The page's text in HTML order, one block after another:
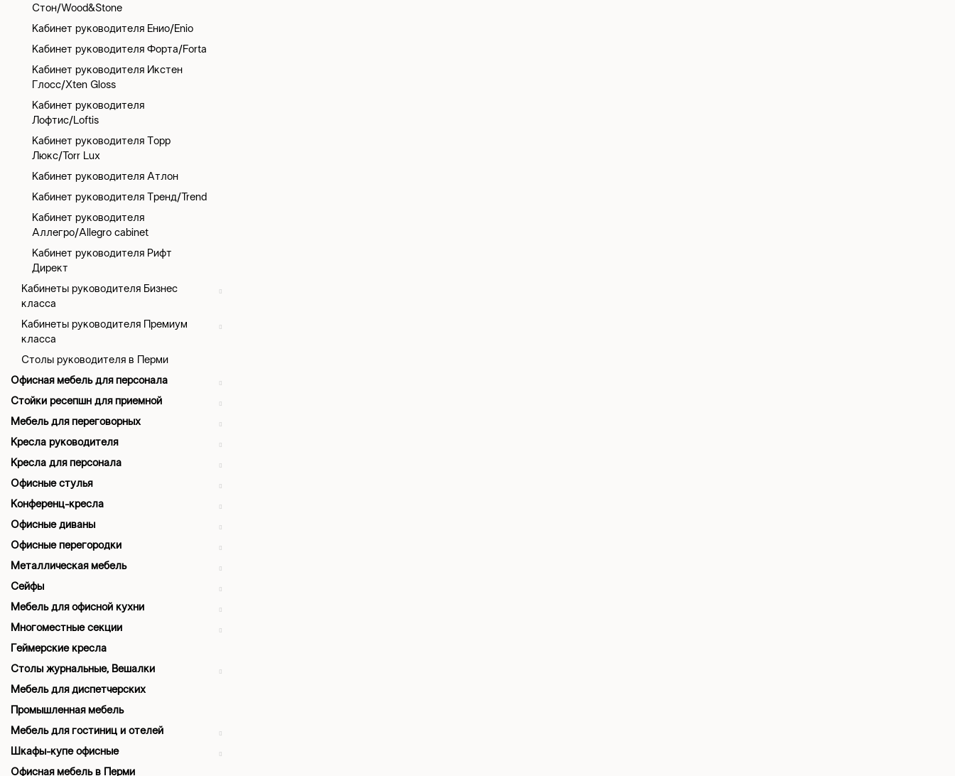
Стон/Wood&Stone
Кабинет руководителя Енио/Enio
Кабинет руководителя Форта/Forta
Кабинет руководителя Икстен
Глосс/Xten Gloss
Кабинет руководителя
Лофтис/Loftis
Кабинет руководителя Торр
Люкс/Torr Lux
Кабинет руководителя Атлон
Кабинет руководителя Тренд/Trend
Кабинет руководителя
Аллегро/Allegro cabinet
Кабинет руководителя Рифт
Директ
Кабинеты руководителя Бизнес
класса
Кабинеты руководителя Премиум
класса
Столы руководителя в Перми
Офисная мебель для персонала
Стойки ресепшн для приемной
Мебель для переговорных
Кресла руководителя
Кресла для персонала
Офисные стулья
Конференц-кресла
Офисные диваны
Офисные перегородки
Металлическая мебель
Сейфы
Мебель для офисной кухни
Многоместные секции
Геймерские кресла
Столы журнальные, Вешалки
Мебель для диспетчерских
Промышленная мебель
Мебель для гостиниц и отелей
Шкафы-купе офисные
Офисная мебель в Перми